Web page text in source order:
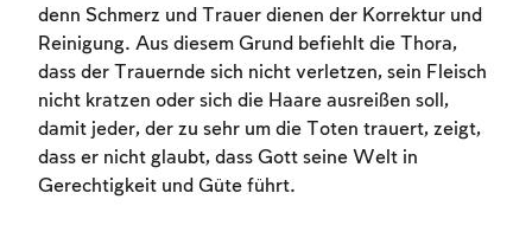
denn Schmerz und Trauer dienen der Korrektur und
Reinigung. Aus diesem Grund befiehlt die Thora,
dass der Trauernde sich nicht verletzen, sein Fleisch
nicht kratzen oder sich die Haare ausreißen soll,
damit jeder, der zu sehr um die Toten trauert, zeigt,
dass er nicht glaubt, dass Gott seine Welt in
Gerechtigkeit und Güte führt.